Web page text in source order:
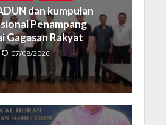
dan kumpulan
Penampang
Gagasan Rakyat
07/08/2026